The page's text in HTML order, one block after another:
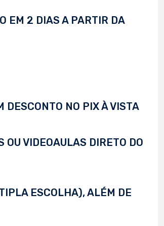
EM 2 DIAS A PARTIR DA
DESCONTO NO PIX À VISTA
VIDEOAULAS DIRETO DO
ESCOLHA), ALÉM DE